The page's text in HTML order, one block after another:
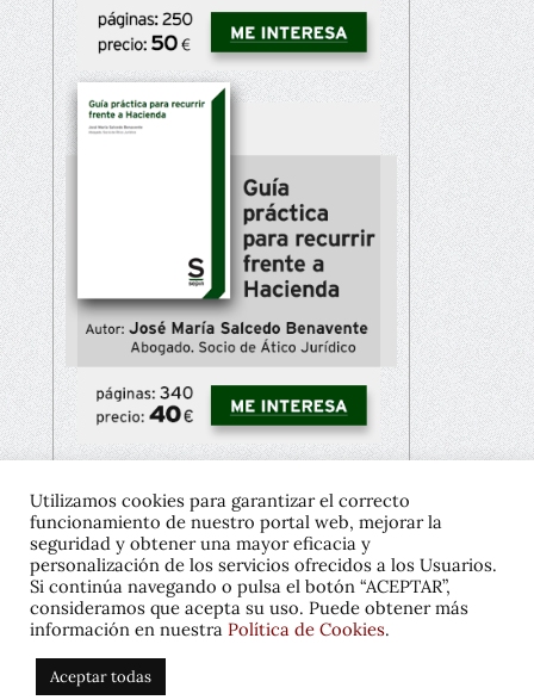
Copyright © 2021 José María Salcedo
Diseño gráfico:Javier Pavón
Política de privacidad
Política de cookies
Utilizamos cookies para garantizar el correcto
funcionamiento de nuestro portal web, mejorar la
seguridad y obtener una mayor eficacia y
personalización de los servicios ofrecidos a los Usuarios.
Si continúa navegando o pulsa el botón “ACEPTAR”,
consideramos que acepta su uso. Puede obtener más
información en nuestra Política de Cookies.
Aceptar todas